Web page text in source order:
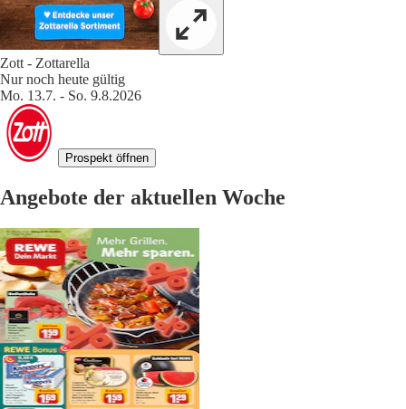
Zott - Zottarella
Nur noch heute gültig
Mo. 13.7. - So. 9.8.2026
Prospekt öffnen
Angebote der aktuellen Woche